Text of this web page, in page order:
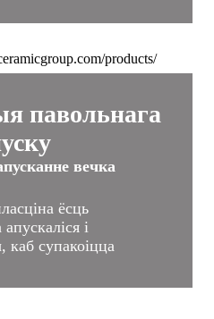
павольнага
вечка
ёсць
і
супакоіцца